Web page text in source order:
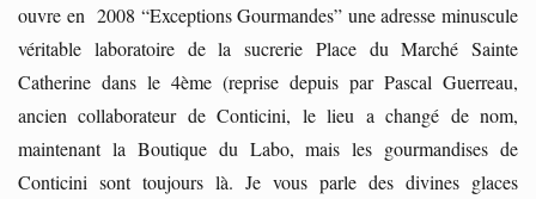
ouvre en 2008 “Exceptions Gourmandes” une adresse minuscule
véritable laboratoire de la sucrerie Place du Marché Sainte
Catherine dans le 4ème (reprise depuis par Pascal Guerreau,
ancien collaborateur de Conticini, le lieu a changé de nom,
maintenant la Boutique du Labo, mais les gourmandises de
Conticini sont toujours là. Je vous parle des divines glaces